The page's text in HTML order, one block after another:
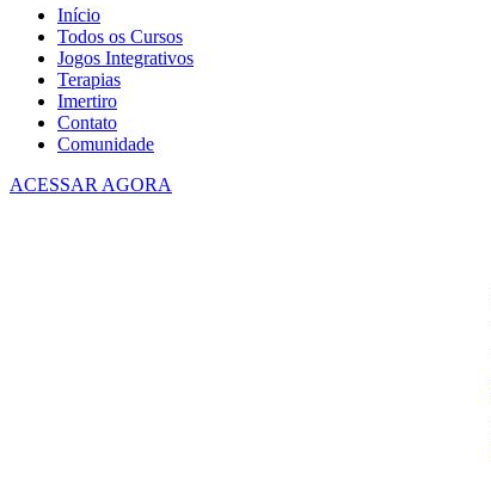
Início
Todos os Cursos
Jogos Integrativos
Terapias
Imertiro
Contato
Comunidade
ACESSAR AGORA